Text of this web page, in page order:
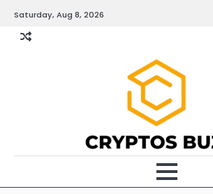
content
Saturday, Aug 8, 2026